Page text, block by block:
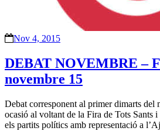
Nov 4, 2015
DEBAT NOVEMBRE –
novembre 15
Debat corresponent al primer dimarts del
ocasió al voltant de la Fira de Tots Sants
els partits polítics amb representació a